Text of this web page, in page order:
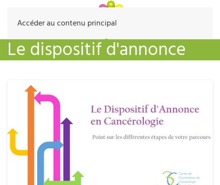
Accéder au contenu principal
Le dispositif d'annonce